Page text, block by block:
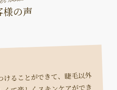
様の声
けることができて、睫毛以外